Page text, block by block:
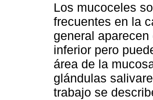
Los mucoceles
frecuentes en la
general
inferior pero
área de la
glándulas
trabajo se